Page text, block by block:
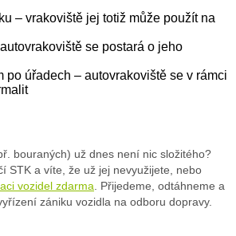
– vrakoviště jej totiž může použít na
se postará o jeho
úřadech – autovrakoviště se v rámci
bouraných) už dnes není nic složitého?
STK a víte, že už jej nevyužijete, nebo
vozidel zdarma . Přijedeme, odtáhneme a
zániku vozidla na odboru dopravy.